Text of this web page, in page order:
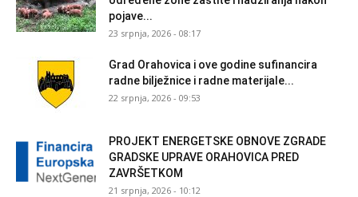
pojave...
23 srpnja, 2026 - 08:17
Grad Orahovica i ove godine sufinancira
radne bilježnice i radne materijale...
22 srpnja, 2026 - 09:53
PROJEKT ENERGETSKE OBNOVE ZGRADE
GRADSKE UPRAVE ORAHOVICA PRED
ZAVRŠETKOM
21 srpnja, 2026 - 10:12